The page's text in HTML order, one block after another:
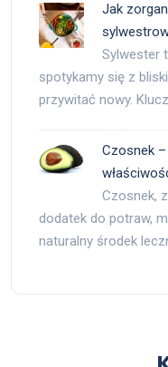
Jak
Sylwester
spotykamy się z
przywitać nowy.
Czosnek
Czosnek,
dodatek do potraw,
naturalny środek